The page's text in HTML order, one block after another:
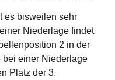
es bisweilen sehr
Niederlage findet
2 in der
bei einer Niederlage
Platz der 3.